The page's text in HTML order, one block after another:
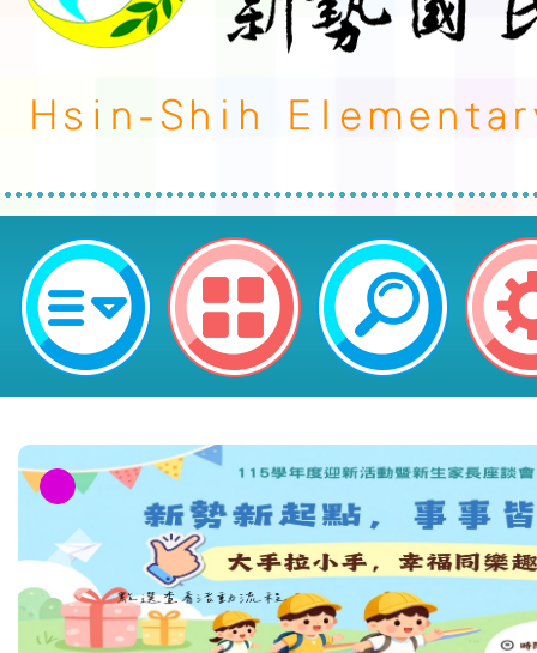
「華人資訊語文競技與創意設計大
屆桃園市專業英文聽寫與詞彙能力
英盃）」實施計畫1份-桃園市平鎮